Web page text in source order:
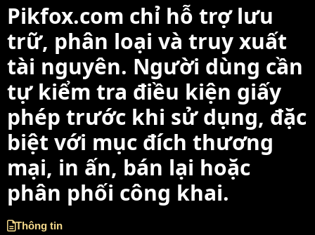
Pikfox.com chỉ hỗ trợ lưu
trữ, phân loại và truy xuất
tài nguyên. Người dùng cần
tự kiểm tra điều kiện giấy
phép trước khi sử dụng, đặc
biệt với mục đích thương
mại, in ấn, bán lại hoặc
phân phối công khai.
Thông tin